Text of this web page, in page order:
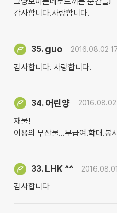
감사합니다.사랑합니다.
35. guo 2016.08.02
감사합니다. 사랑합니다.
34. 어린양
재물!
이용의 부산물...무급여.학대.봉
33. LHK ^^
감사합니다